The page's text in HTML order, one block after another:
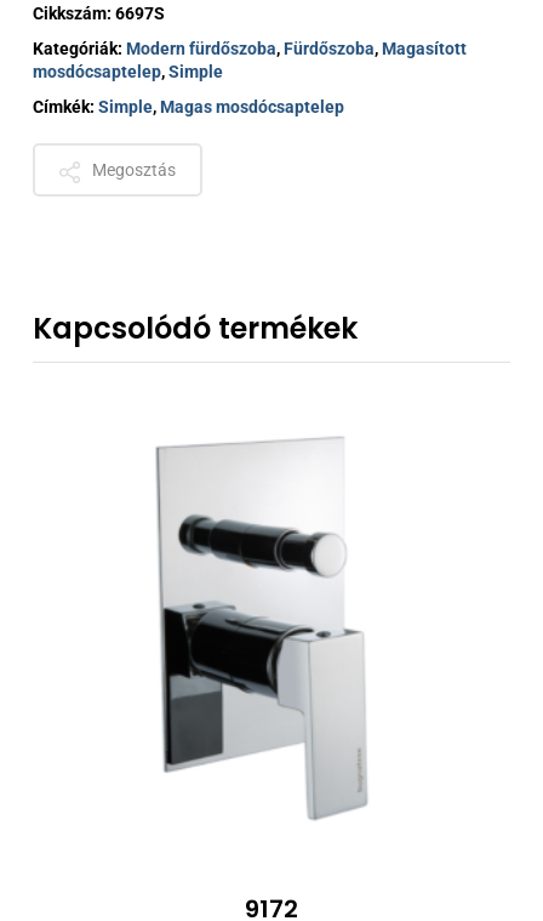
Cikkszám: 6697S
Kategóriák: Modern fürdőszoba,Fürdőszoba,Magasított
mosdócsaptelep,Simple
Címkék: Simple,Magas mosdócsaptelep
Megosztás
Kapcsolódó termékek
9172